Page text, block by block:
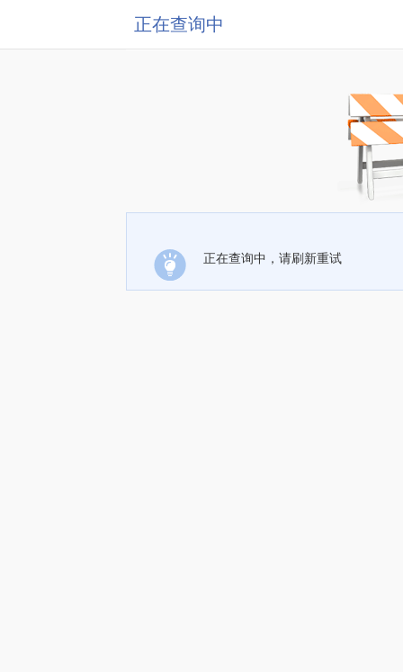
正在查询中
正在查询中，请刷新重试